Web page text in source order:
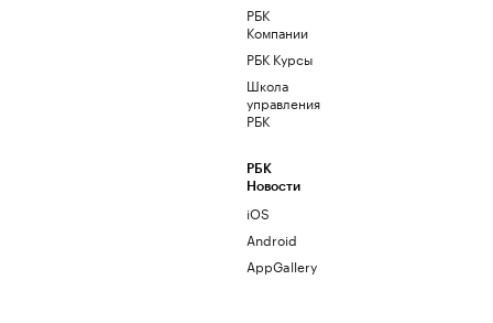
РБК
Компании
РБК Курсы
Школа
управления
РБК
РБК
Новости
iOS
Android
AppGallery